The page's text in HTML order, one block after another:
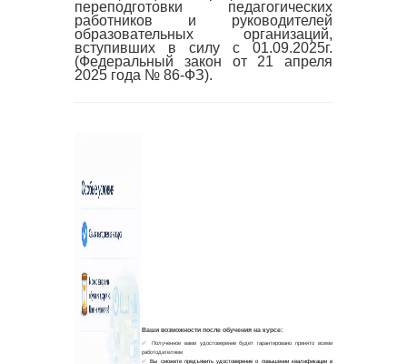
переподготовки педагогических
работников и руководителей
образовательных организаций,
вступивших в силу с 01.09.2025г.
(Федеральный закон от 21 апреля
2025 года № 86-ФЗ).